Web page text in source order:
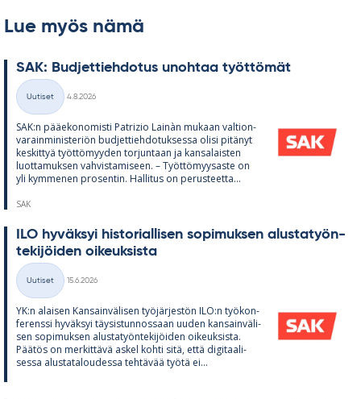
Lue myös nämä
SAK: Bud­jet­tieh­do­tus unoh­taa työt­tö­mät
Kategoriat
Uutiset
4.8.2026
SAK:n pää­e­ko­no­misti Pat­rizio Lainàn mu­kaan val­tion­
va­rain­mi­nis­te­riön bud­jet­tieh­do­tuk­sessa olisi pi­tä­nyt
kes­kit­tyä työt­tö­myy­den tor­jun­taan ja kan­sa­lais­ten
luot­ta­muk­sen vah­vis­ta­mi­seen. – Työt­tö­myy­saste on
yli kym­me­nen pro­sen­tin. Hal­li­tus on pe­rus­teetta...
SAK
ILO hy­väk­syi his­to­rial­li­sen so­pi­muk­sen alus­ta­työn­
te­ki­jöi­den oi­keuk­sista
Kategoriat
Uutiset
15.6.2026
YK:n alai­sen Kan­sain­vä­li­sen työ­jär­jes­tön ILO:n työ­kon­
fe­renssi hy­väk­syi täy­sis­tun­nos­saan uu­den kan­sain­vä­li­
sen so­pi­muk­sen alus­ta­työn­te­ki­jöi­den oi­keuk­sista.
Pää­tös on mer­kit­tävä as­kel kohti sitä, että di­gi­taa­li­
sessa alus­ta­ta­lou­dessa teh­tä­vää työtä ei...